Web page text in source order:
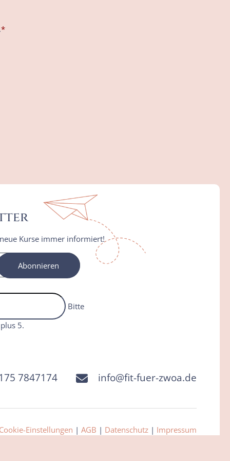
*
Kurse immer informiert!
Bitte
5.
Abonnieren
7847174 info@fit-fuer-zwoa.de
Einstellungen | AGB | Datenschutz| Impressum